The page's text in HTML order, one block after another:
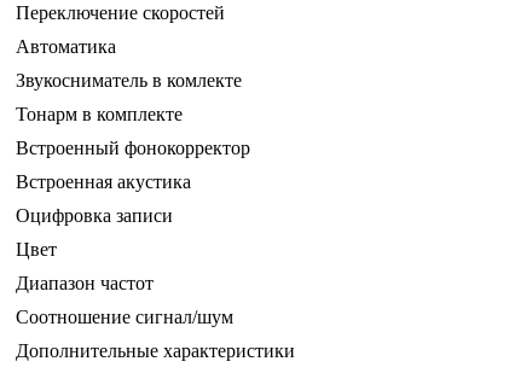
Переключение скоростей
Автоматика
Звукосниматель в комлекте
Тонарм в комплекте
Встроенный фонокорректор
Встроенная акустика
Оцифровка записи
Цвет
Диапазон частот
Соотношение сигнал/шум
Дополнительные характеристики